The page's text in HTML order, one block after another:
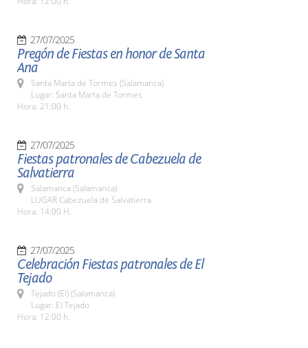
27/07/2025
Pregón de Fiestas en honor de Santa
Ana
Santa Marta de Tormes (Salamanca)
Lugar: Santa Marta de Tormes
Hora: 21:00 h.
27/07/2025
Fiestas patronales de Cabezuela de
Salvatierra
Salamanca (Salamanca)
LUGAR Cabezuela de Salvatierra
Hora: 14:00 H.
27/07/2025
Celebración Fiestas patronales de El
Tejado
Tejado (El) (Salamanca)
Lugar: El Tejado
Hora: 12:00 h.